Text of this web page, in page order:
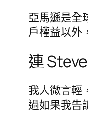
亞馬遜是全
戶權益以外
連
我人微言輕
過如果我告